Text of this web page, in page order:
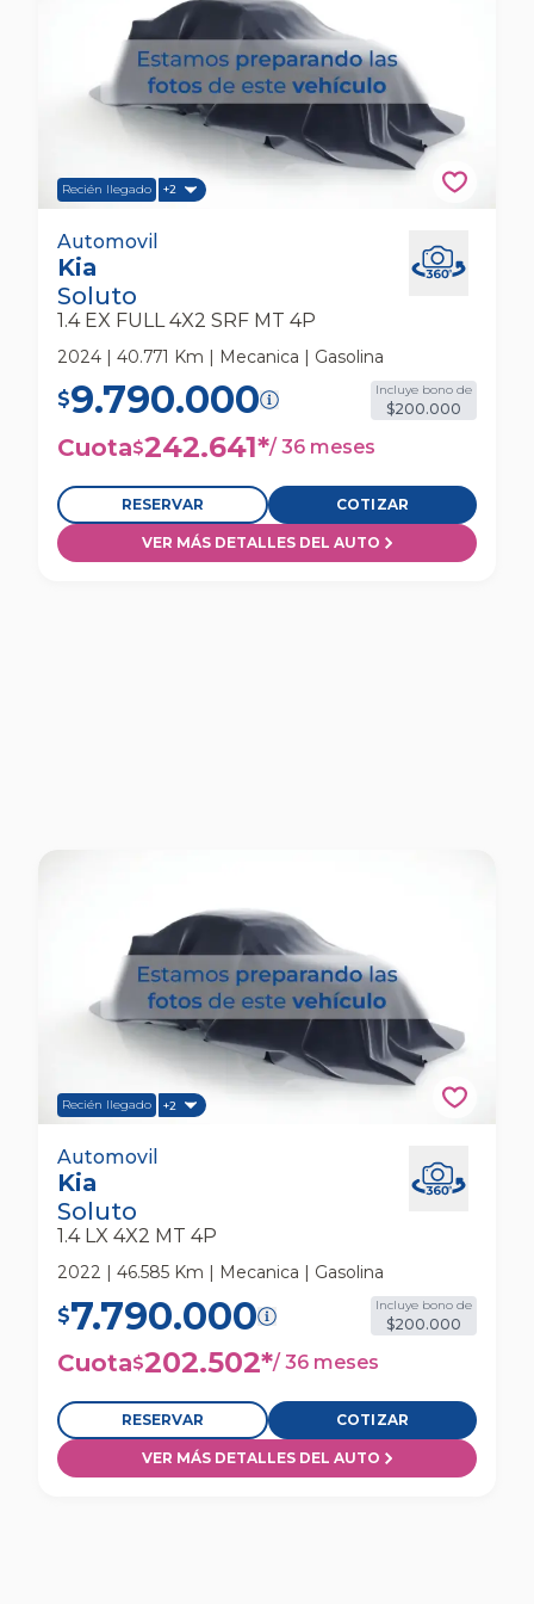
Recién llegado +2
Kia Soluto 1.4 Ex Full 4x2 Srf Mt 4p Automovil
Automovil
Kia
Soluto
1.4 EX FULL 4X2 SRF MT 4P
2024 | 40.771 Km | Mecanica | Gasolina
$9.790.000 Incluye bono de
$200.000
Cuota$242.641*/ 36 meses
RESERVAR COTIZAR
VER MÁS DETALLES DEL AUTO
Recién llegado +2
Kia Soluto 1.4 Lx 4x2 Mt 4p Automovil
Automovil
Kia
Soluto
1.4 LX 4X2 MT 4P
2022 | 46.585 Km | Mecanica | Gasolina
$7.790.000 Incluye bono de
$200.000
Cuota$202.502*/ 36 meses
RESERVAR COTIZAR
VER MÁS DETALLES DEL AUTO